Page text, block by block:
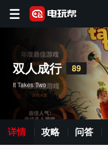
双人成行 89
It Takes Two
详情 攻略 问答